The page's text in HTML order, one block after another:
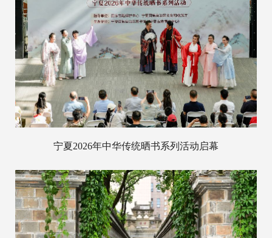
宁夏2026年中华传统晒书系列活动启幕